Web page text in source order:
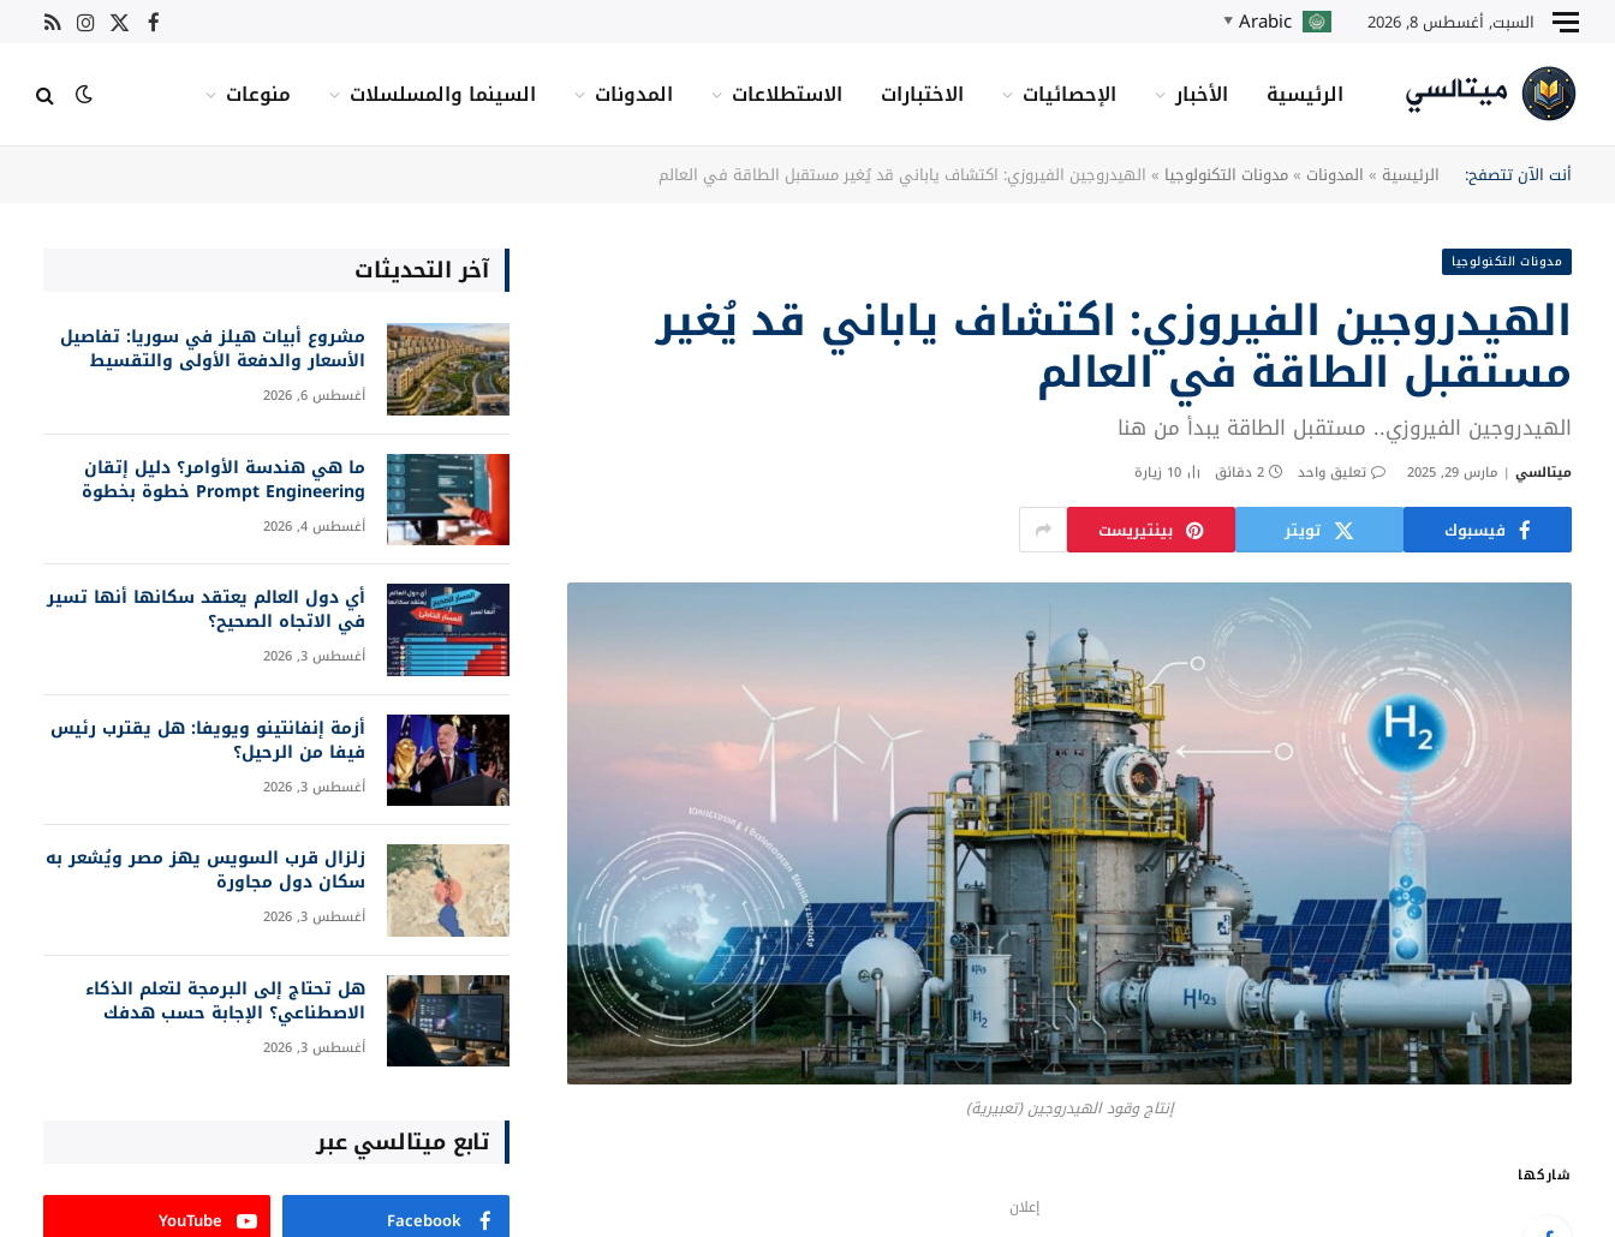
السبت, أغسطس 8, 2026 Arabic
▼ فيسبوك
X الانستغرام
RSS
الرئيسية الأخبار الإحصائيات الاختبارات الاستطلاعات المدونات السينما والمسلسلات منوعات
أنت الآن تتصفح: الرئيسية » المدونات »مدونات التكنولوجيا » الهيدروجين الفيروزي: اكتشاف ياباني قد يُغير مستقبل الطاقة في العالم
مدونات التكنولوجيا
الهيدروجين الفيروزي: اكتشاف ياباني قد يُغير
مستقبل الطاقة في العالم
الهيدروجين الفيروزي.. مستقبل الطاقة يبدأ من هنا
ميتالسي مارس 29, 2025 تعليق واحد 2 دقائق 10 زيارة
فيسبوك تويتر بينتيريست
إنتاج وقود الهيدروجين (تعبيرية)
شاركها
إعلان
آخر التحديثات
مشروع أبيات هيلز في سوريا: تفاصيل
الأسعار والدفعة الأولى والتقسيط
أغسطس 6, 2026
ما هي هندسة الأوامر؟ دليل إتقان
Prompt Engineering خطوة بخطوة
أغسطس 4, 2026
أي دول العالم يعتقد سكانها أنها تسير
في الاتجاه الصحيح؟
أغسطس 3, 2026
أزمة إنفانتينو ويويفا: هل يقترب رئيس
فيفا من الرحيل؟
أغسطس 3, 2026
زلزال قرب السويس يهز مصر ويُشعر به
سكان دول مجاورة
أغسطس 3, 2026
هل تحتاج إلى البرمجة لتعلم الذكاء
الاصطناعي؟ الإجابة حسب هدفك
أغسطس 3, 2026
تابع ميتالسي عبر
Facebook
YouTube